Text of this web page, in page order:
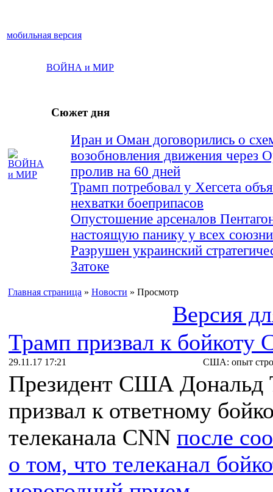
мобильная версия
ВОЙНА и МИР
Сюжет дня
Иран и Оман договорились о
возобновления движения через
пролив на 60 дней
Трамп потребовал у Хегсета
нехватки боеприпасов
Опустошение арсеналов
настоящую панику у всех
Разрушен украинский
Затоке
Главная страница » Новости » Просмотр
Версия
Трамп призвал к бойкоту
29.11.17 17:21 США: опыт
Президент США Дональд
призвал к ответному
телеканала CNN после
о том, что телеканал